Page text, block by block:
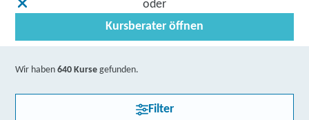
oder
Kursberater öffnen
Wir haben640 Kurse gefunden.
Filter